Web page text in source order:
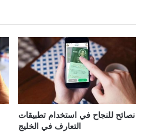
نصائح للنجاح في استخدام تطبيقات
التعارف في الخليج